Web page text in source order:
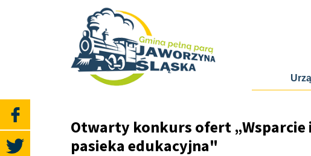
Otwarty konkurs ofert „Wsparcie
pasieka edukacyjna"